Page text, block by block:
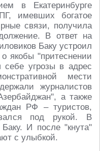
в Екатеринбурге
имевших богатое
связи, получила
В ответ на
Баку устроил
якобы "притеснении
угрозы в адрес
мести
журналистов
а также
РФ – туристов,
под рукой. В
Баку. И после "кнута"
с улыбкой.